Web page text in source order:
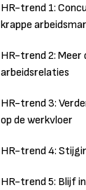
HR-trend 1:
krappe
HR-trend 2: Meer
arbeidsrelaties
HR-trend 3:
op de werkvloer
HR-trend 4:
HR-trend 5: Blijf